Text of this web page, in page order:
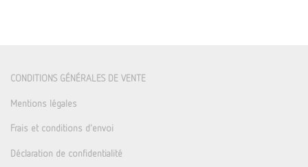
CONDITIONS GÉNÉRALES DE VENTE
Mentions légales
Frais et conditions d'envoi
Déclaration de confidentialité